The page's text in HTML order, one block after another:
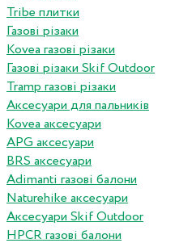
Tribe плитки
Газові різаки
Kovea газові різаки
Газові різаки Skif Outdoor
Tramp газові різаки
Аксесуари для пальників
Kovea аксесуари
APG аксесуари
BRS аксесуари
Adimanti газові балони
Naturehike аксесуари
Аксесуари Skif Outdoor
HPCR газові балони